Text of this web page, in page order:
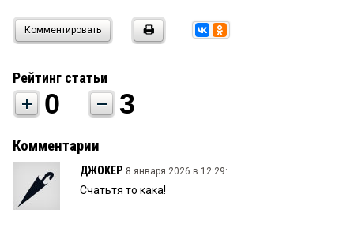
Комментировать
Рейтинг статьи
0 3
Комментарии
ДЖОКЕР 8 января 2026 в 12:29:
Счатьтя то кака!